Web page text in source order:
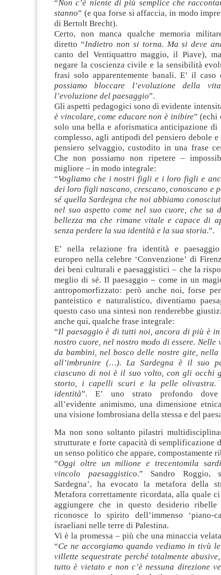
“Non c’è niente di più semplice che
stanno” (e qua forse si affaccia, in modo
di Bertolt Brecht).
Certo, non manca qualche memoria
diretto “Indietro non si torna. Ma si deve
canto del Ventiquattro maggio, il Piave),
negare la coscienza civile e la sensibilità
frasi solo apparentemente banali. E’ il caso
possiamo bloccare l’evoluzione della
l’evoluzione del paesaggio”.
Gli aspetti pedagogici sono di evidente
è vincolare, come educare non è inibire” (echi
solo una bella e aforismatica anticipazione di
complesso, agli antipodi del pensiero debole
pensiero selvaggio, custodito in una frase
Che non possiamo non ripetere –
migliore – in modo integrale:
“Vogliamo che i nostri figli e i loro figli e
dei loro figli nascano, crescano, conoscano e
sé quella Sardegna che noi abbiamo
nel suo aspetto come nel suo cuore, che sa
bellezza ma che rimane vitale e capace di
senza perdere la sua identità e la sua storia.”.
E’ nella relazione fra identità e
europeo nella celebre ‘Convenzione’ di
dei beni culturali e paesaggistici – che la
meglio di sé. Il paesaggio – come in un
antropomorfizzato: però anche noi, forse
panteistico e naturalistico, diventiamo
questo caso una sintesi non renderebbe
anche qui, qualche frase integrale:
“Il paesaggio è di tutti noi, ancora di più è in
nostro cuore, nel nostro modo di essere. Nelle
da bambini, nel bosco delle nostre gite,
all’imbrunire (…). La Sardegna è il suo
ciascuno di noi è il suo volto, con gli occhi
storto, i capelli scuri e la pelle olivastra.
identità”. E’ uno strato profondo dove
all’evidente animismo, una dimensione
una visione lombrosiana della stessa e del
Ma non sono soltanto pilastri
strutturate e forte capacità di semplificazione
un senso politico che appare, compostamente
“Oggi oltre un milione e trecentomila
vincolo paesaggistico.” Sandro Roggio,
Sardegna’, ha evocato la metafora della
Metafora correttamente ricordata, alla quale
aggiungere che in questo desiderio
riconosce lo spirito dell’immenso ‘piano-
israeliani nelle terre di Palestina.
Vi è la promessa – più che una minaccia
“Ce ne accorgiamo quando vediamo in tivù
villette sequestrate perché totalmente
tutto è vietato e non c’è nessuna direzione